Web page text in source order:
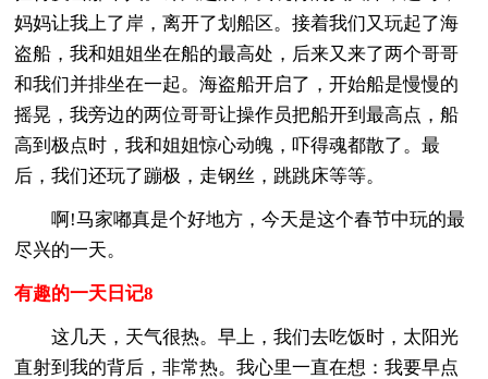
妈妈让我上了岸，离开了划船区。接着我们又玩起了海
盗船，我和姐姐坐在船的最高处，后来又来了两个哥哥
和我们并排坐在一起。海盗船开启了，开始船是慢慢的
摇晃，我旁边的两位哥哥让操作员把船开到最高点，船
高到极点时，我和姐姐惊心动魄，吓得魂都散了。最
后，我们还玩了蹦极，走钢丝，跳跳床等等。
啊!马家嘟真是个好地方，今天是这个春节中玩的最
尽兴的一天。
有趣的一天日记8
这几天，天气很热。早上，我们去吃饭时，太阳光
直射到我的背后，非常热。我心里一直在想：我要早点